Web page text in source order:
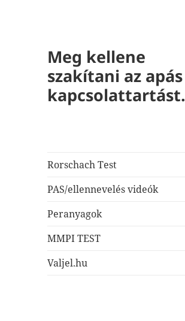
Meg kellene
szakítani az apás
kapcsolattartást.
Rorschach Test
PAS/ellennevelés videók
Peranyagok
MMPI TEST
Valjel.hu